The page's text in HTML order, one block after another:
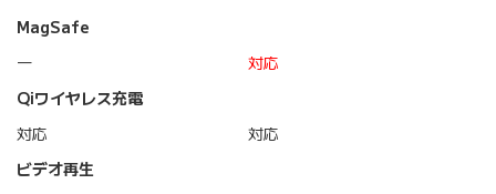
MagSafe
―
対応
Qiワイヤレス充電
対応
対応
ビデオ再生